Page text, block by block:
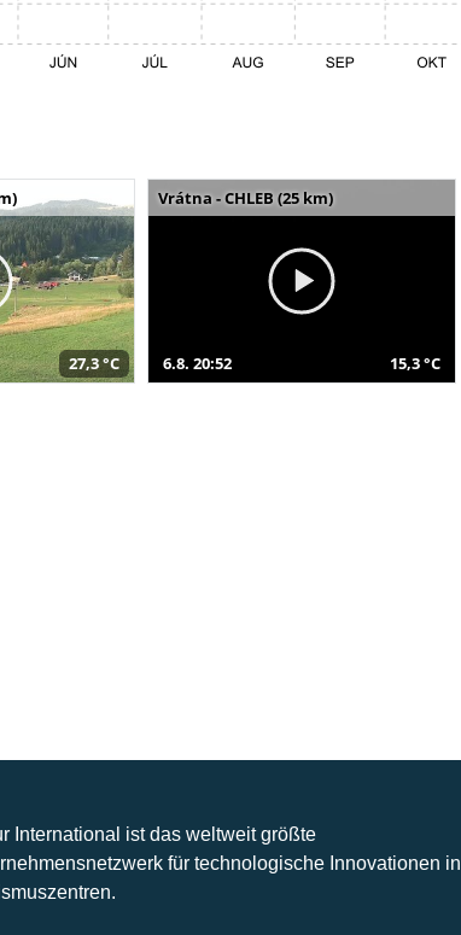
27,3 °C
Vrátna - CHLEB (25 km)
6.8. 20:52 15,3 °C
International ist das weltweit größte
für technologische Innovationen in